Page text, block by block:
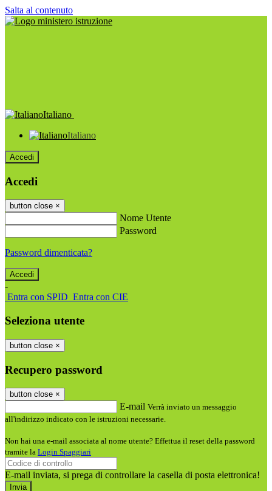
Salta al contenuto
Italiano
Italiano
Accedi
Accedi
button close ×
Nome Utente
Password
Password dimenticata?
-
Entra con SPID Entra con CIE
Seleziona utente
button close ×
Recupero password
button close ×
E-mail Verrà inviato un messaggio
all'indirizzo indicato con le istruzioni necessarie.
Non hai una e-mail associata al nome utente? Effettua il reset della password
tramite la Login Spaggiari
E-mail inviata, si prega di controllare la casella di posta elettronica!